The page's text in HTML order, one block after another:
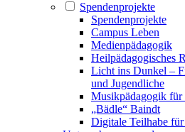
Spendenprojekte
Spendenprojekte
Campus Leben
Medienpädagogik
Heilpädagogisches
Licht ins Dunkel –
und Jugendliche
Musikpädagogik
„Bädle“ Baindt
Digitale Teilhabe für